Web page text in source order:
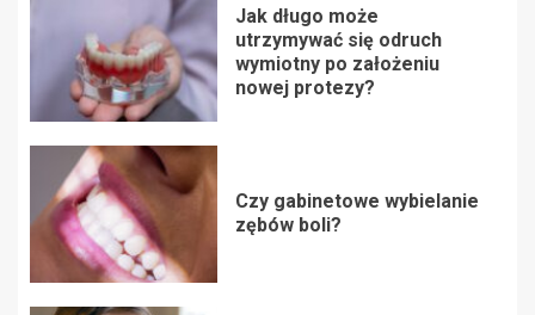
Jak długo może
utrzymywać się odruch
wymiotny po założeniu
nowej protezy?
Czy gabinetowe wybielanie
zębów boli?